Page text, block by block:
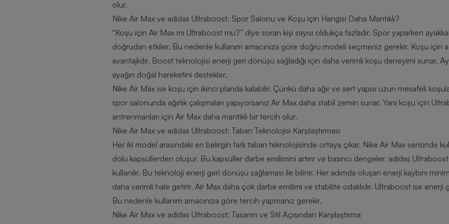
olur.
Nike Air Max ve adidas Ultraboost: Spor Salonu ve Koşu için Hangisi Daha Mantıklı?
“Koşu için Air Max mi Ultraboost mu?” diye soran kişi sayısı oldukça fazladır. Spor yaparken
doğrudan etkiler. Bu nedenle kullanım amacınıza göre doğru modeli seçmeniz gerekir. Koşu için
avantajlıdır. Boost teknolojisi enerji geri dönüşü sağladığı için daha verimli koşu deneyimi sunar.
ayağın doğal hareketini destekler.
Nike Air Max ise koşu için ikinci planda kalabilir. Çünkü daha ağır ve sert yapısı uzun mesafeli
spor salonunda ağırlık çalışmaları yapıyorsanız Air Max daha stabil zemin sunar. Yani koşu için
antrenmanları için Air Max daha mantıklı bir tercih olur.
Nike Air Max ve adidas Ultraboost: Taban Teknolojisi Karşılaştırması
Her iki model arasındaki en belirgin fark taban teknolojisinde ortaya çıkar. Nike Air Max serisinde
dolu kapsüllerden oluşur. Bu kapsüller darbe emilimini artırır ve basıncı dengeler. adidas
kullanılır. Bu teknoloji enerji geri dönüşü sağlaması ile bilinir. Her adımda oluşan enerji kaybını
daha verimli hale getirir. Air Max daha çok darbe emilimi ve stabilite odaklıdır. Ultraboost ise enerji
Bu nedenle kullanım amacınıza göre tercih yapmanız gerekir.
Nike Air Max ve adidas Ultraboost: Tasarım ve Stil Açısından Karşılaştırma